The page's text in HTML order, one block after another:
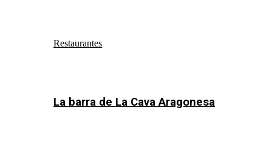
Restaurantes
La barra de La Cava Aragonesa